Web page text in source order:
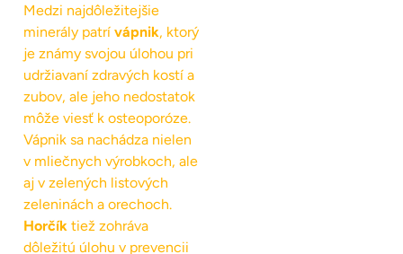
Medzi najdôležitejšie
minerály patrí vápnik, ktorý
je známy svojou úlohou pri
udržiavaní zdravých kostí a
zubov, ale jeho nedostatok
môže viesť k osteoporóze.
Vápnik sa nachádza nielen
v mliečnych výrobkoch, ale
aj v zelených listových
zeleninách a orechoch.
Horčík tiež zohráva
dôležitú úlohu v prevencii